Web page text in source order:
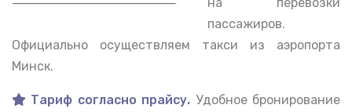
пассажиров.
Официально осуществляем такси из аэропорта
Минск.
Тариф согласно прайсу. Удобное бронирование